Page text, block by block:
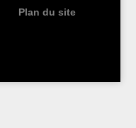
Plan du site